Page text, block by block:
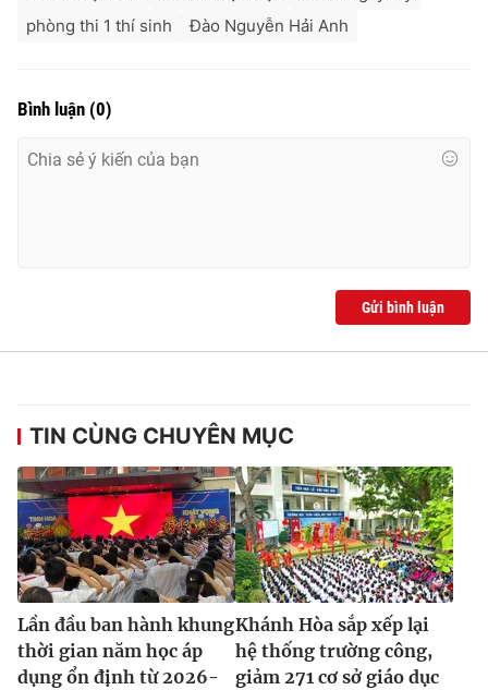
phòng thi 1 thí sinh
Đào Nguyễn Hải Anh
Bình luận (0)
Gửi bình luận
TIN CÙNG CHUYÊN MỤC
Lần đầu ban hành khung
thời gian năm học áp
dụng ổn định từ 2026-
Khánh Hòa sắp xếp lại
hệ thống trường công,
giảm 271 cơ sở giáo dục